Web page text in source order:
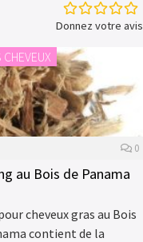
Donnez votre avis
0
au Bois de Panama
cheveux gras au Bois
contient de la